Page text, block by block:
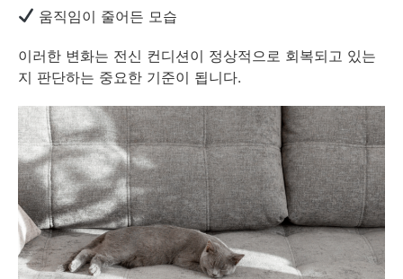
움직임이 줄어든 모습
이러한 변화는 전신 컨디션이 정상적으로 회복되고 있는
지 판단하는 중요한 기준이 됩니다.